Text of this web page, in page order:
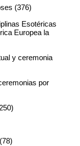
(376)
Esotéricas
Europea la
y ceremonia
por